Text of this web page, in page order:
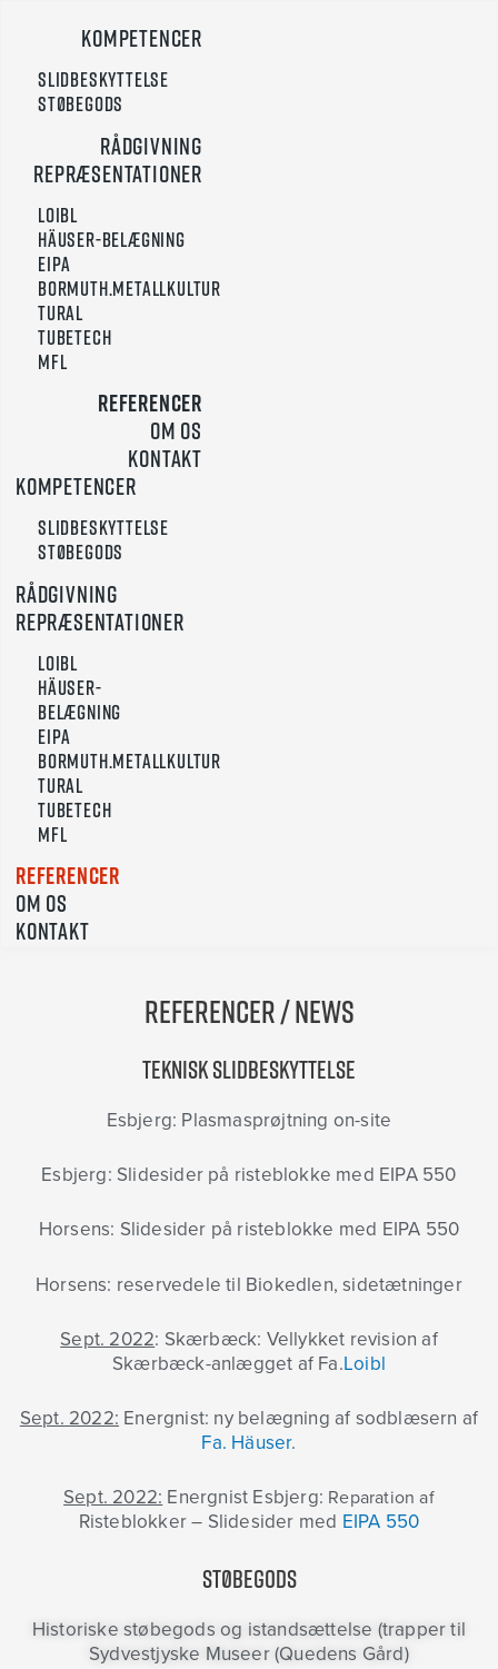
Kompetencer
Slidbeskyttelse
Støbegods
Rådgivning
Repræsentationer
Loibl
Häuser-Belægning
Eipa
Bormuth.Metallkultur
Tural
TUBETECH
MFL
Referencer
Om os
Kontakt
Kompetencer
Slidbeskyttelse
Støbegods
Rådgivning
Repræsentationer
Loibl
Häuser-
Belægning
Eipa
Bormuth.Metallkultur
Tural
TUBETECH
MFL
Referencer
Om os
Kontakt
Referencer / News
Teknisk slidbeskyttelse
Esbjerg: Plasmasprøjtning on-site
Esbjerg: Slidesider på risteblokke med EIPA 550
Horsens: Slidesider på risteblokke med EIPA 550
Horsens: reservedele til Biokedlen, sidetætninger
Sept. 2022: Skærbæck: Vellykket revision af
Skærbæck-anlægget af Fa.Loibl
Sept. 2022: Energnist: ny belægning af sodblæsern af
Fa. Häuser.
Sept. 2022: Energnist Esbjerg: Reparation af
Risteblokker – Slidesider med EIPA 550
Støbegods
Historiske støbegods og istandsættelse (trapper til
Sydvestjyske Museer (Quedens Gård)